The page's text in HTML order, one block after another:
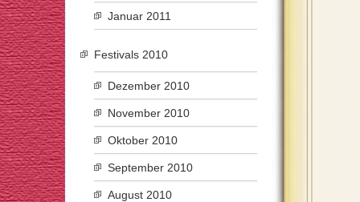
Januar 2011
Festivals 2010
Dezember 2010
November 2010
Oktober 2010
September 2010
August 2010